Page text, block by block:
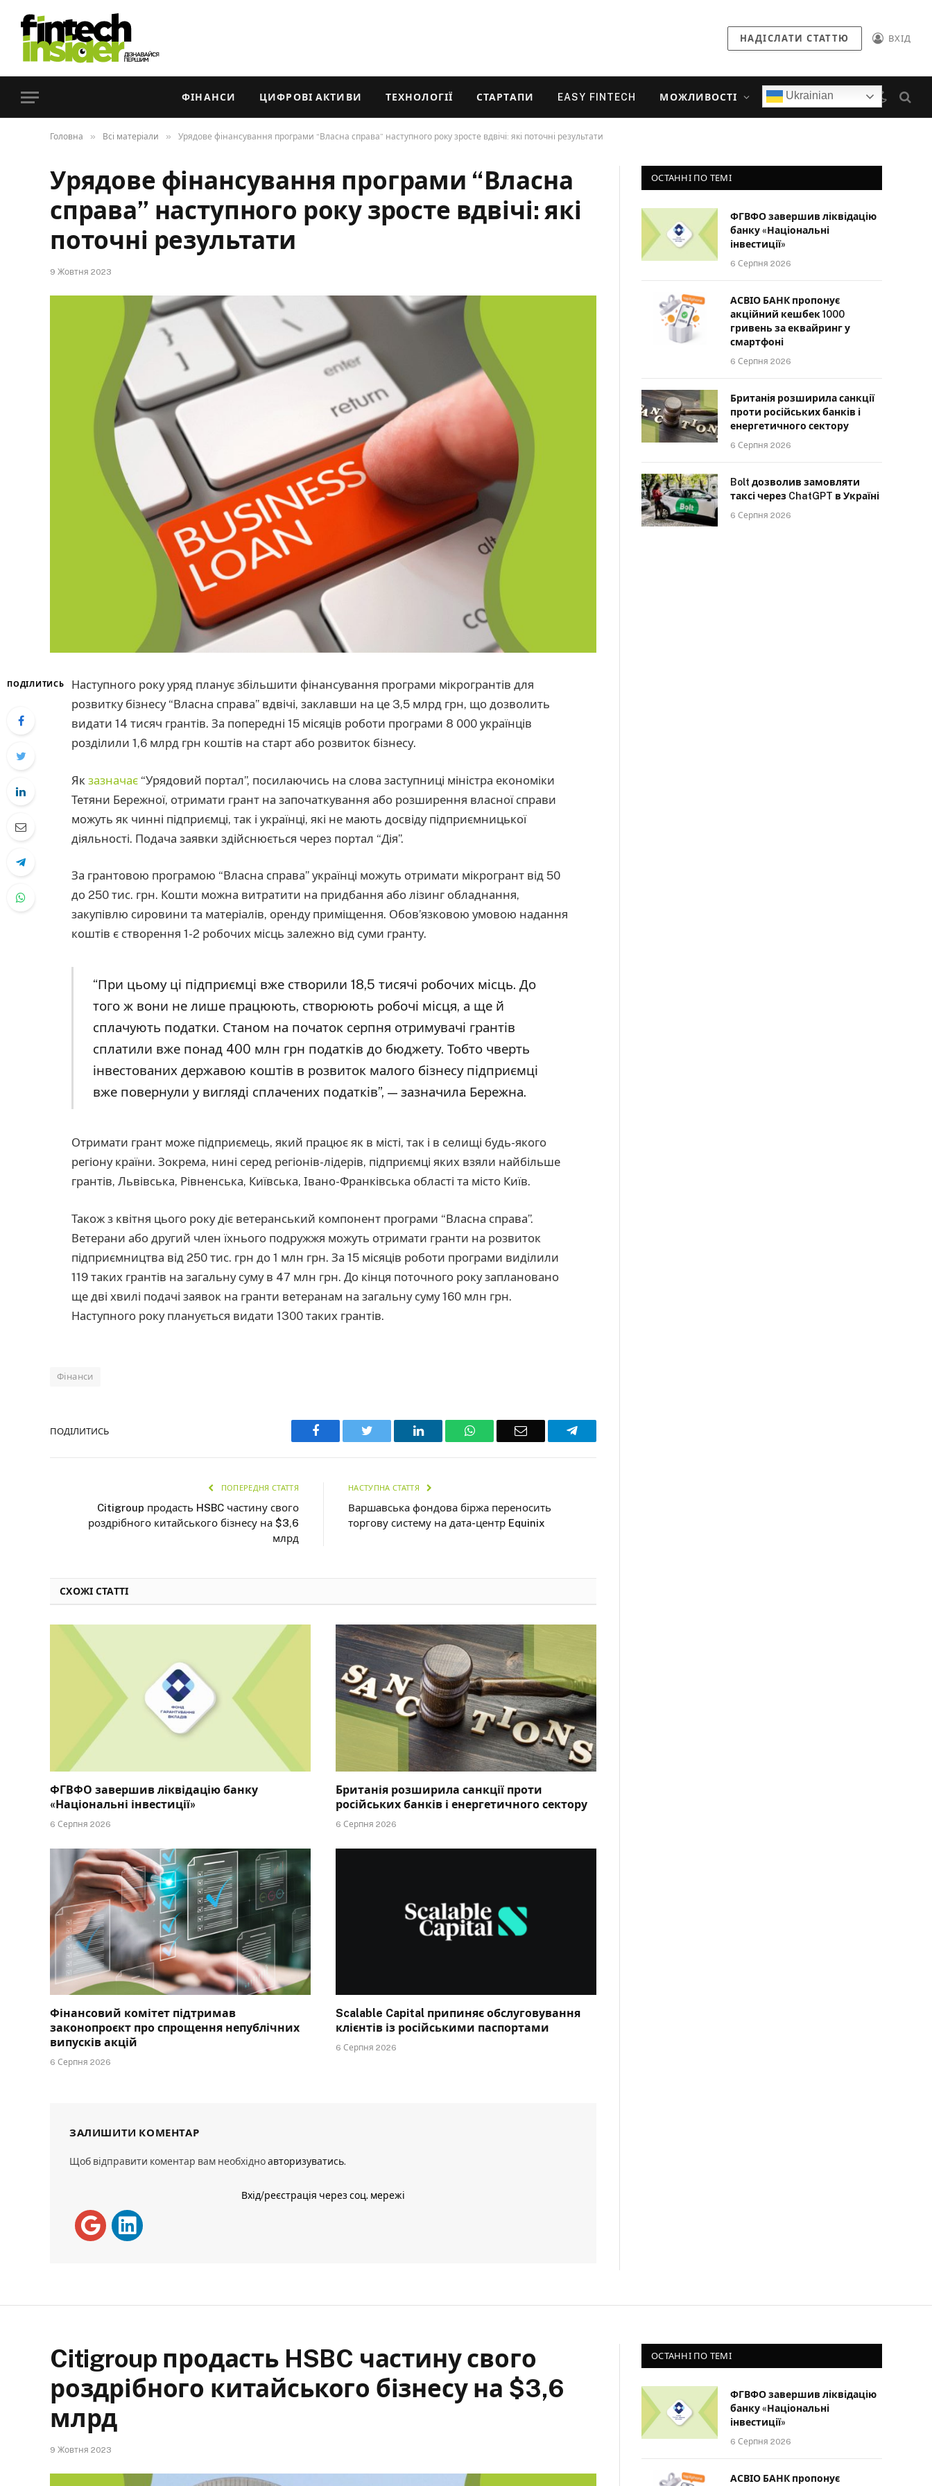
НАДІСЛАТИ СТАТТЮ ВХІД
ФІНАНСИ ЦИФРОВІ АКТИВИ ТЕХНОЛОГІЇ СТАРТАПИ EASY FINTECH МОЖЛИВОСТІ Ukrainian
Головна » Всі матеріали » Урядове фінансування програми “Власна справа” наступного року зросте вдвічі: які поточні результати
Урядове фінансування програми “Власна
справа” наступного року зросте вдвічі: які
поточні результати
9 Жовтня 2023
ПОДІЛИТИСЬ
Наступного року уряд планує збільшити фінансування програми мікрогрантів для
розвитку бізнесу “Власна справа” вдвічі, заклавши на це 3,5 млрд грн, що дозволить
видати 14 тисяч грантів. За попередні 15 місяців роботи програми 8 000 українців
розділили 1,6 млрд грн коштів на старт або розвиток бізнесу.
Як зазначає “Урядовий портал”, посилаючись на слова заступниці міністра економіки
Тетяни Бережної, отримати грант на започаткування або розширення власної справи
можуть як чинні підприємці, так і українці, які не мають досвіду підприємницької
діяльності. Подача заявки здійснюється через портал “Дія”.
За грантовою програмою “Власна справа” українці можуть отримати мікрогрант від 50
до 250 тис. грн. Кошти можна витратити на придбання або лізинг обладнання,
закупівлю сировини та матеріалів, оренду приміщення. Обов’язковою умовою надання
коштів є створення 1-2 робочих місць залежно від суми гранту.
“При цьому ці підприємці вже створили 18,5 тисячі робочих місць. До
того ж вони не лише працюють, створюють робочі місця, а ще й
сплачують податки. Станом на початок серпня отримувачі грантів
сплатили вже понад 400 млн грн податків до бюджету. Тобто чверть
інвестованих державою коштів в розвиток малого бізнесу підприємці
вже повернули у вигляді сплачених податків”, — зазначила Бережна.
Отримати грант може підприємець, який працює як в місті, так і в селищі будь-якого
регіону країни. Зокрема, нині серед регіонів-лідерів, підприємці яких взяли найбільше
грантів, Львівська, Рівненська, Київська, Івано-Франківська області та місто Київ.
Також з квітня цього року діє ветеранський компонент програми “Власна справа”.
Ветерани або другий член їхнього подружжя можуть отримати гранти на розвиток
підприємництва від 250 тис. грн до 1 млн грн. За 15 місяців роботи програми виділили
119 таких грантів на загальну суму в 47 млн грн. До кінця поточного року заплановано
ще дві хвилі подачі заявок на гранти ветеранам на загальну суму 160 млн грн.
Наступного року планується видати 1300 таких грантів.
Фінанси
ПОДІЛИТИСЬ Facebook Twitter LinkedIn WhatsAppEmail Telegram
ПОПЕРЕДНЯ СТАТТЯ
Citigroup продасть HSBC частину свого
роздрібного китайського бізнесу на $3,6
млрд
НАСТУПНА СТАТТЯ
Варшавська фондова біржа переносить
торгову систему на дата-центр Equinix
СХОЖІ СТАТТІ
ФГВФО завершив ліквідацію банку
«Національні інвестиції»
6 Серпня 2026
Британія розширила санкції проти
російських банків і енергетичного сектору
6 Серпня 2026
Фінансовий комітет підтримав
законопроєкт про спрощення непублічних
випусків акцій
6 Серпня 2026
Scalable Capital припиняє обслуговування
клієнтів із російськими паспортами
6 Серпня 2026
ЗАЛИШИТИ КОМЕНТАР
Щоб відправити коментар вам необхідноавторизуватись.
Вхід/реєстрація через соц. мережі
ОСТАННІ ПО ТЕМІ
ФГВФО завершив ліквідацію
банку «Національні
інвестиції»
6 Серпня 2026
АСВІО БАНК пропонує
акційний кешбек 1000
гривень за еквайринг у
смартфоні
6 Серпня 2026
Британія розширила санкції
проти російських банків і
енергетичного сектору
6 Серпня 2026
Bolt дозволив замовляти
таксі через ChatGPT в Україні
6 Серпня 2026
Citigroup продасть HSBC частину свого
роздрібного китайського бізнесу на $3,6
млрд
9 Жовтня 2023
ОСТАННІ ПО ТЕМІ
ФГВФО завершив ліквідацію
банку «Національні
інвестиції»
6 Серпня 2026
АСВІО БАНК пропонує